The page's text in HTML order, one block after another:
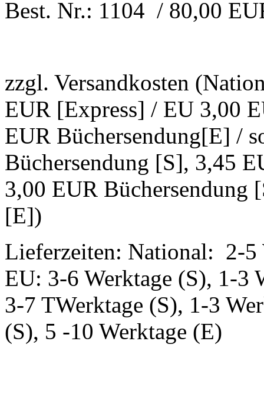
Best. Nr.: 1104 / 80,00
zzgl. Versandkosten
EUR [Express] / EU 3,00
EUR Büchersendung[E] /
Büchersendung [S], 3,45
3,00 EUR Büchersendung
[E])
Lieferzeiten: National: 2-5
EU: 3-6 Werktage (S), 1-3
3-7 TWerktage (S), 1-3
(S), 5 -10 Werktage (E)